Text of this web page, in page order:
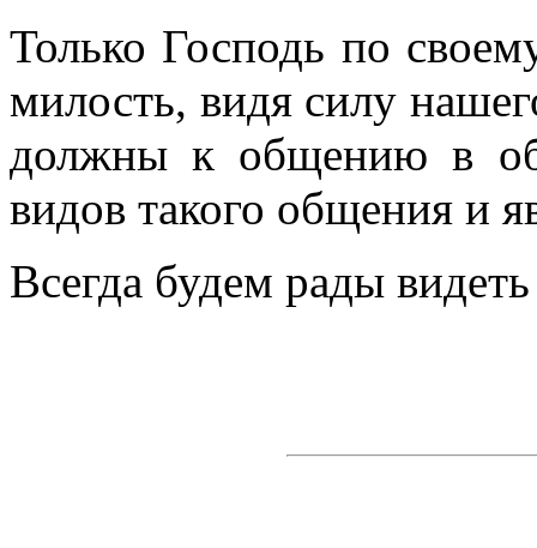
Только Господь по
милость, видя силу
должны к общению в
видов такого общения и
Всегда будем рады